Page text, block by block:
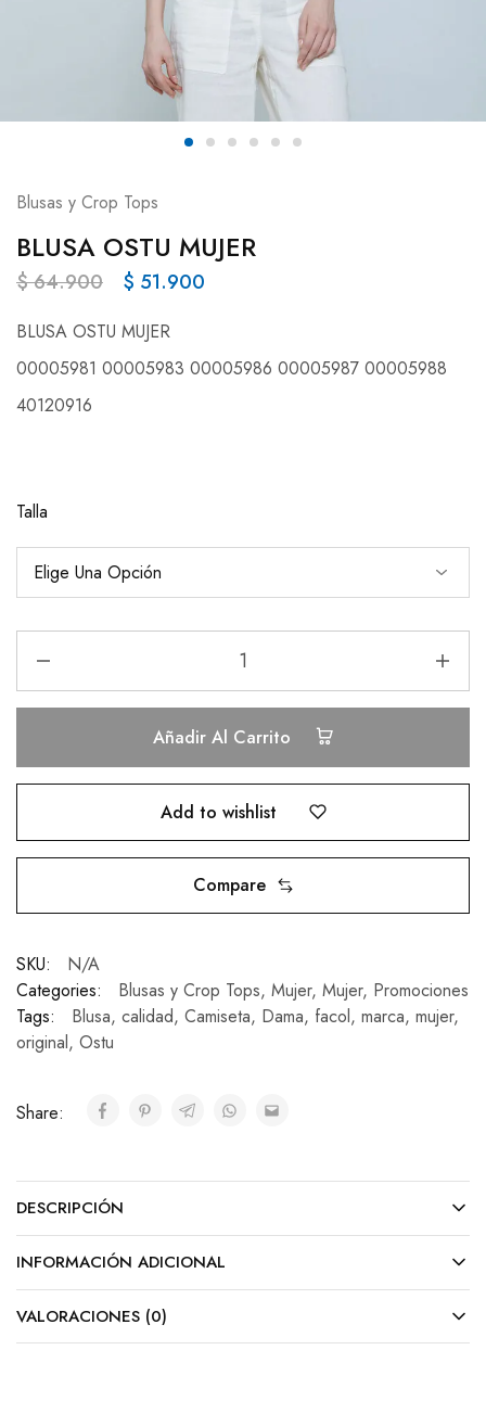
Blusas y Crop Tops
BLUSA OSTU MUJER
$64.900 $ 51.900
BLUSA OSTU MUJER
00005981 00005983 00005986 00005987 00005988
40120916
Talla
Añadir Al Carrito
Add to wishlist
Compare
SKU:
N/A
Categories:
Blusas y Crop Tops, Mujer, Mujer, Promociones
Tags:
Blusa, calidad, Camiseta, Dama, facol, marca, mujer,
original, Ostu
Share:
DESCRIPCIÓN
INFORMACIÓN ADICIONAL
VALORACIONES (0)